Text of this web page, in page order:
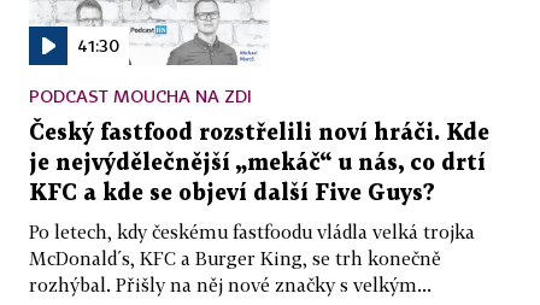
41:30
PODCAST MOUCHA NA ZDI
Český fastfood rozstřelili noví hráči. Kde
je nejvýdělečnější „mekáč“ u nás, co drtí
KFC a kde se objeví další Five Guys?
Po letech, kdy českému fastfoodu vládla velká trojka
McDonald´s, KFC a Burger King, se trh konečně
rozhýbal. Přišly na něj nové značky s velkým...